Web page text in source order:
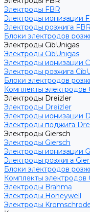
Электроды FBR
Электроды ионизации
Электроды розжига FBR
Блоки электродов
Электроды CibUnigas
Электроды CibUnigas
Электроды ионизации
Электроды розжига
Блоки электродов
Комплекты электродов
Электроды Dreizler
Электроды Dreizler
Электроды ионизации
Электроды поджига
Электроды Giersch
Электроды Giersch
Электроды ионизации
Электроды розжига
Блоки электродов
Комплекты электродов
Электроды Brahma
Электроды Honeywell
Электроды